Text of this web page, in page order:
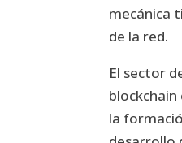
mecánica
de la red.
El sector
la